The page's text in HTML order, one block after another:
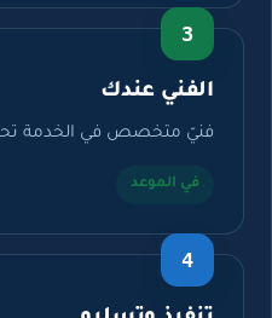
3
الفني عندك
فنيّ متخصص في الخدمة تحديداً،
في الموعد
4